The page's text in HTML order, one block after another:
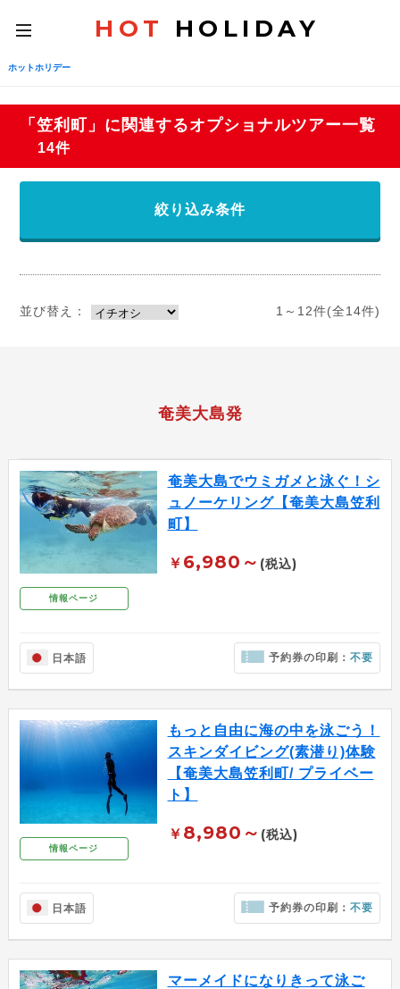
toggle
navigation
HOT HOLIDAY
ホットホリデー
「笠利町」に関連するオプショナルツアー一覧
14件
絞り込み条件
並び替え： 1～12件(全14件)
奄美大島発
情報ページ
奄美大島でウミガメと泳ぐ！シ
ュノーケリング【奄美大島笠利
町】
￥ 6,980～ (税込)
日本語 予約券の印刷：不要
情報ページ
もっと自由に海の中を泳ごう！
スキンダイビング(素潜り)体験
【奄美大島笠利町/ プライベー
ト】
￥ 8,980～ (税込)
日本語 予約券の印刷：不要
マーメイドになりきって泳ご